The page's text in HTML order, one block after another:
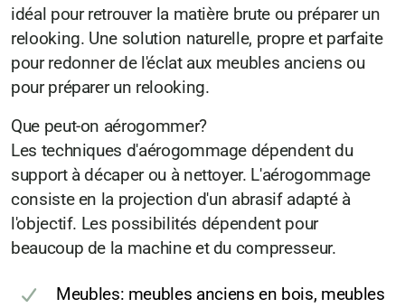
idéal pour retrouver la matière brute ou préparer un
relooking. Une solution naturelle, propre et parfaite
pour redonner de l'éclat aux meubles anciens ou
pour préparer un relooking.
Que peut-on aérogommer?
Les techniques d'aérogommage dépendent du
support à décaper ou à nettoyer. L'aérogommage
consiste en la projection d'un abrasif adapté à
l'objectif. Les possibilités dépendent pour
beaucoup de la machine et du compresseur.
Meubles: meubles anciens en bois, meubles